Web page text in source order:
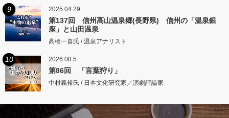
9 2025.04.29
第137回 信州高山温泉郷(長野県) 信州の「温泉銀
座」と山田温泉
高橋一喜氏 / 温泉アナリスト
10 2026.08.5
第86回 「言葉狩り」
中村義裕氏 / 日本文化研究家／演劇評論家